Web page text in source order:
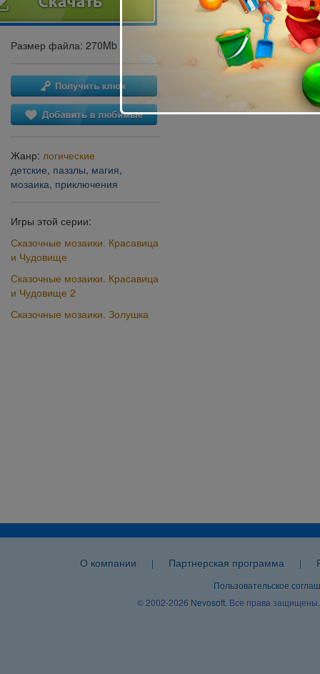
Размер файла: 270Mb
Жанр: логические
детские, паззлы, магия,
мозаика, приключения
Игры этой серии:
Сказочные мозаики. Красавица
и Чудовище
Сказочные мозаики. Красавица
и Чудовище 2
Сказочные мозаики. Золушка
О компании | Партнерская программа |
Пользовательское
© 2002-2026 Nevosoft . Все права защищены